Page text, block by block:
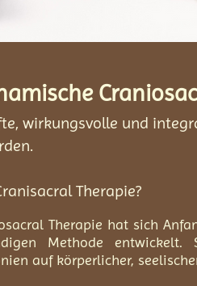
wirkungsvolle und
Therapie?
Therapie hat sich
Methode
auf körperlicher,